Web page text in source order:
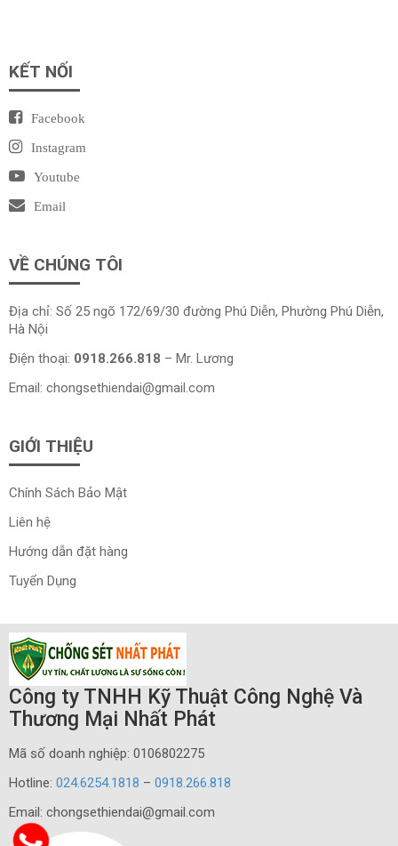
KẾT NỐI
Facebook
Instagram
Youtube
Email
VỀ CHÚNG TÔI
Địa chỉ: Số 25 ngõ 172/69/30 đường Phú Diễn, Phường Phú Diễn,
Hà Nội
Điện thoại: 0918.266.818 – Mr. Lương
Email: chongsethiendai@gmail.com
GIỚI THIỆU
Chính Sách Bảo Mật
Liên hệ
Hướng dẫn đặt hàng
Tuyển Dụng
Công ty TNHH Kỹ Thuật Công Nghệ Và
Thương Mại Nhất Phát
Mã số doanh nghiệp: 0106802275
Hotline: 024.6254.1818 – 0918.266.818
Email: chongsethiendai@gmail.com